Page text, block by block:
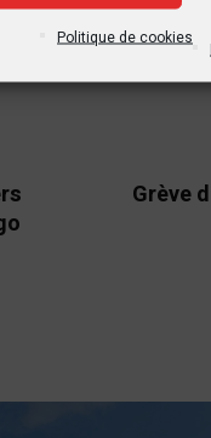
Politique de cookies
Félix Tshisekedi Lamuka
Grève